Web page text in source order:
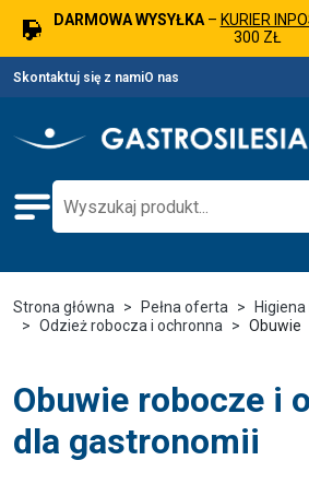
DARMOWA WYSYŁKA– KURIER
300 ZŁ
Skontaktuj się z namiO nas
Strona główna Pełna oferta
Higiena
Odzież robocza i ochronna
Obuwie
Obuwie robocze i
dla gastronomii